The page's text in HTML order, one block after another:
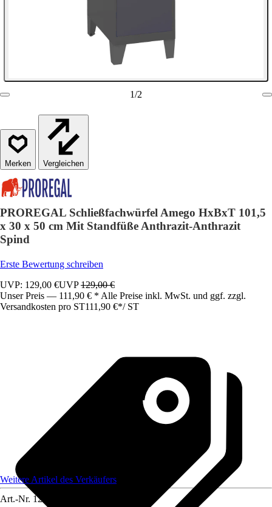
1/2
Vergleichen
PROREGAL Schließfachwürfel Amego HxBxT 101,5
x 30 x 50 cm Mit Standfüße Anthrazit-Anthrazit
Spind
Erste Bewertung schreiben
UVP: 129,00 €UVP129,00 €
Unser Preis — 111,90 € * Alle Preise inkl. MwSt. und ggf. zzgl.
Versandkosten pro ST111,90 €*/ ST
Weitere Artikel des Verkäufers
Art.-Nr. 12583544